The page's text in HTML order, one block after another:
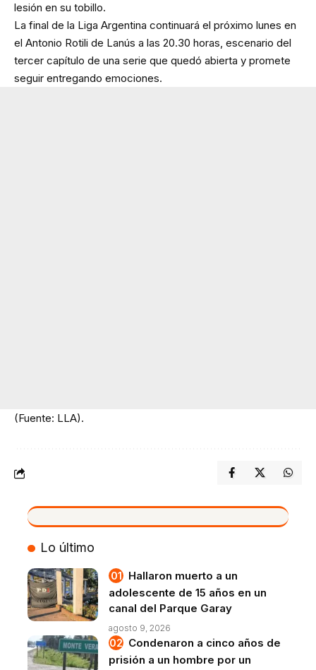
lesión en su tobillo.
La final de la Liga Argentina continuará el próximo lunes en
el Antonio Rotili de Lanús a las 20.30 horas, escenario del
tercer capítulo de una serie que quedó abierta y promete
seguir entregando emociones.
(Fuente: LLA).
VIVO
Lo último
Hallaron muerto a un
adolescente de 15 años en un
canal del Parque Garay
agosto 9, 2026
Condenaron a cinco años de
prisión a un hombre por un